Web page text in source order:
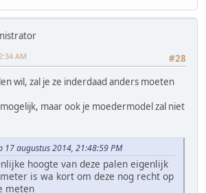
#28
AM
wil, zal je ze inderdaad anders moeten
maar ook je moedermodel zal niet
17 augustus 2014, 21:48:59 PM
hoogte van deze palen eigenlijk
is wa kort om deze nog recht op
meten